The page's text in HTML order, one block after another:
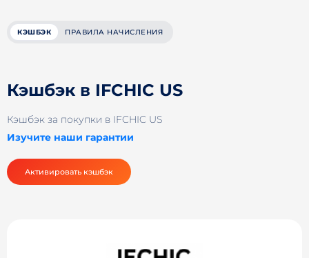
КЭШБЭК ПРАВИЛА НАЧИСЛЕНИЯ
Кэшбэк в IFCHIC US
Кэшбэк за покупки в IFCHIC US
Изучите наши гарантии
Активировать кэшбэк